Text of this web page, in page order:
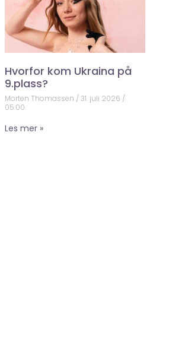
Hvorfor kom Ukraina på
9.plass?
Morten Thomassen
31. juli 2026
05:00
Les mer »